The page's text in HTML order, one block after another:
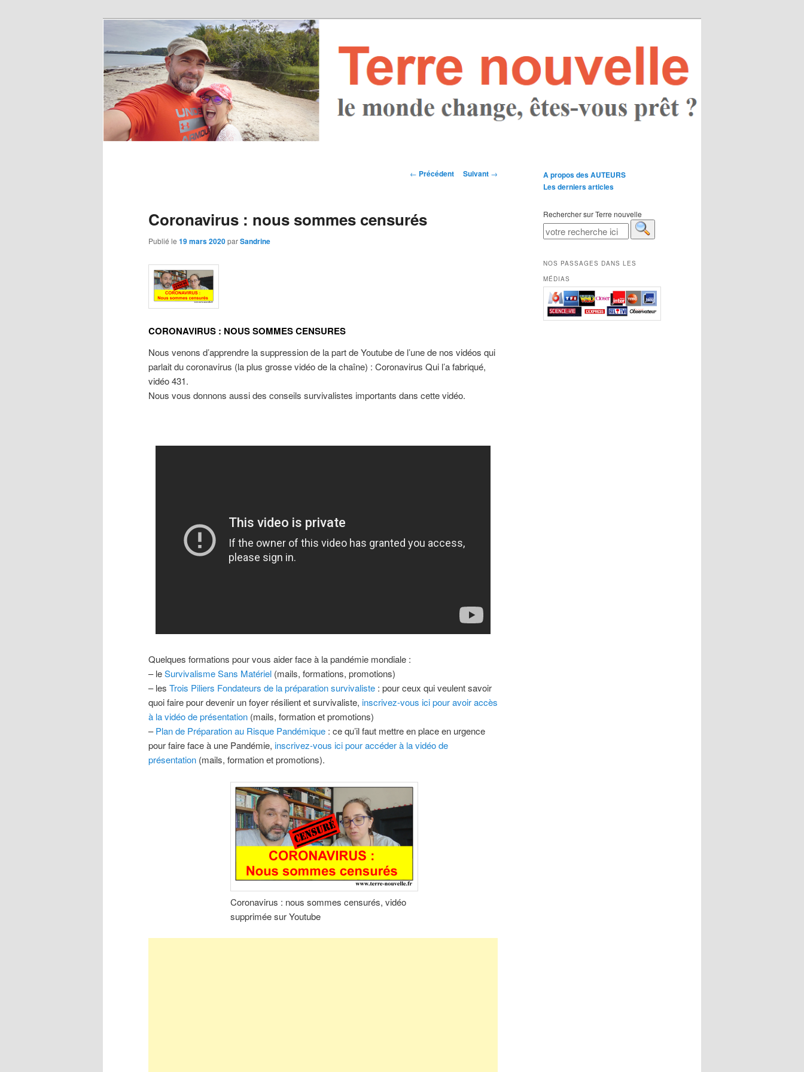
Navigation des
← Précédent Suivant →
Coronavirus : nous sommes censurés
Publié le 19 mars 2020parSandrine
CORONAVIRUS : NOUS SOMMES CENSURES
Nous venons d’apprendre la suppression de la part de Youtube de l’une de nos vidéos qui
parlait du coronavirus (la plus grosse vidéo de la chaîne) : Coronavirus Qui l’a fabriqué,
vidéo 431.
Nous vous donnons aussi des conseils survivalistes importants dans cette vidéo.
Quelques formations pour vous aider face à la pandémie mondiale :
– leSurvivalisme Sans Matériel (mails, formations, promotions)
– les Trois Piliers Fondateurs de la préparation survivaliste : pour ceux qui veulent savoir
quoi faire pour devenir un foyer résilient et survivaliste, inscrivez-vous ici pour avoir accès
à la vidéo de présentation (mails, formation et promotions)
–Plan de Préparation au Risque Pandémique : ce qu’il faut mettre en place en urgence
pour faire face à une Pandémie, inscrivez-vous ici pour accéder à la vidéo de
présentation (mails, formation et promotions).
Coronavirus : nous sommes censurés, vidéo
supprimée sur Youtube
A propos des AUTEURS
Les derniers articles
Rechercher sur Terre nouvelle
NOS PASSAGES DANS LES
MÉDIAS